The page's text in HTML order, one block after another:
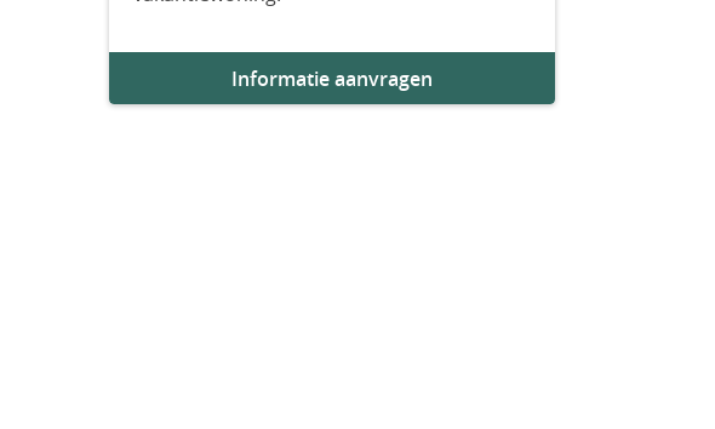
Informatie aanvragen